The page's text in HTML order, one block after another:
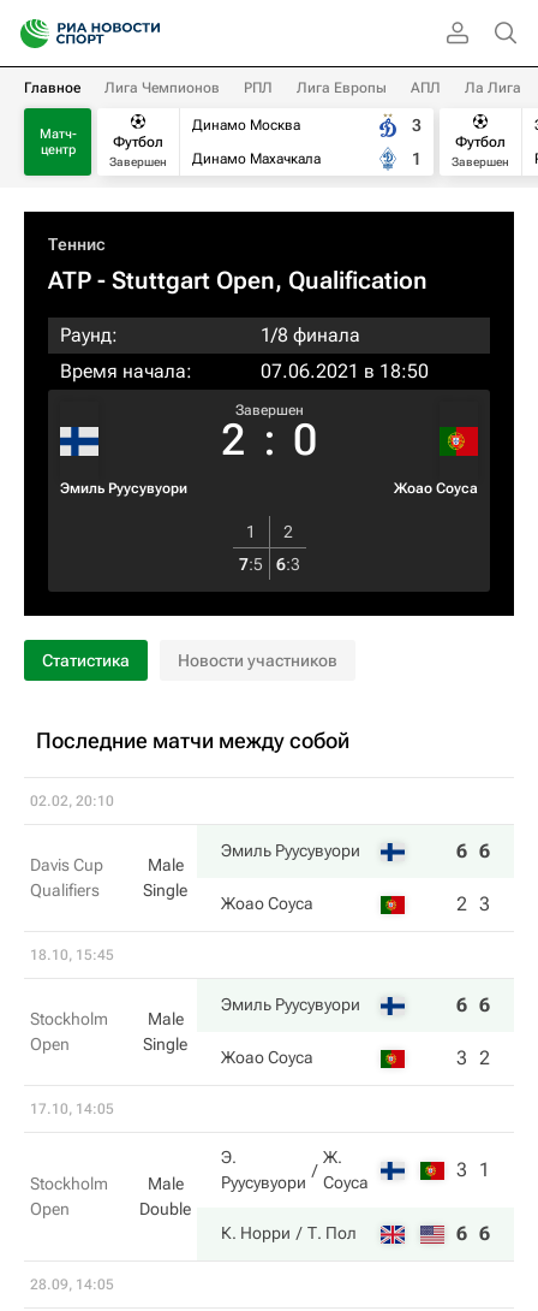
Главное Лига Чемпионов РПЛ Лига Европы АПЛ Ла Лига
Матч-
центр
Футбол
Завершен
Динамо Москва
Динамо Махачкала
3
1
Футбол
Завершен
Теннис
ATP - Stuttgart Open, Qualification
Раунд:
1/8 финала
Время начала:
07.06.2021 в 18:50
Эмиль Руусувуори
Завершен
2 : 0
Жоао Соуса
1
2
7:5 6:3
Статистика Новости участников
Последние матчи между собой
02.02, 20:10
Davis Cup
Qualifiers
Male
Single
Эмиль Руусувуори 6 6
Жоао Соуса 2 3
18.10, 15:45
Stockholm
Open
Male
Single
Эмиль Руусувуори 6 6
Жоао Соуса 3 2
17.10, 14:05
Stockholm
Open
Male
Double
Э.
Руусувуори
Ж.
Соуса
3 1
К. Норри Т. Пол 6 6
28.09, 14:05